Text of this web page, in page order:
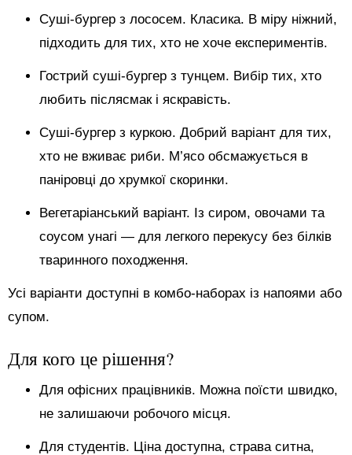
Суші-бургер з лососем. Класика. В міру ніжний,
підходить для тих, хто не хоче експериментів.
Гострий суші-бургер з тунцем. Вибір тих, хто
любить післясмак і яскравість.
Суші-бургер з куркою. Добрий варіант для тих,
хто не вживає риби. М’ясо обсмажується в
паніровці до хрумкої скоринки.
Вегетаріанський варіант. Із сиром, овочами та
соусом унагі — для легкого перекусу без білків
тваринного походження.
Усі варіанти доступні в комбо-наборах із напоями або
супом.
Для кого це рішення?
Для офісних працівників. Можна поїсти швидко,
не залишаючи робочого місця.
Для студентів. Ціна доступна, страва ситна,